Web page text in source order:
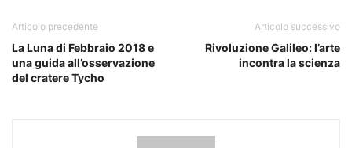
Articolo precedente
La Luna di Febbraio 2018 e
una guida all’osservazione
del cratere Tycho
Articolo successivo
Rivoluzione Galileo: l’arte
incontra la scienza